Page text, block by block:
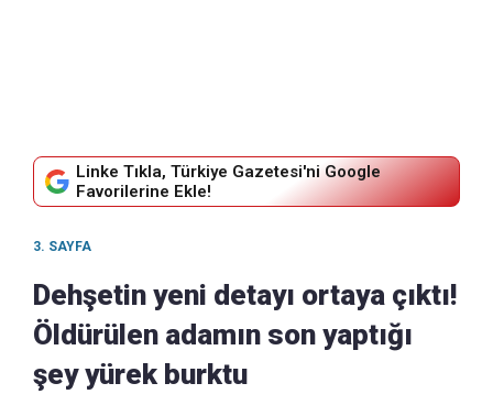
Linke Tıkla, Türkiye Gazetesi'ni Google
Favorilerine Ekle!
3. SAYFA
Dehşetin yeni detayı ortaya çıktı!
Öldürülen adamın son yaptığı
şey yürek burktu